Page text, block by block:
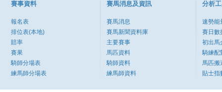
賽事資料
報名表
排位表(本地)
賠率
賽果
騎師分場表
練馬師分場表
賽馬消息及資訊
賽馬消息
賽馬新聞資料庫
主要賽事
馬匹資料
騎師資料
練馬師資料
分析
速勢能
賽日數
初出馬
騎練配
馬匹搬
貼士指